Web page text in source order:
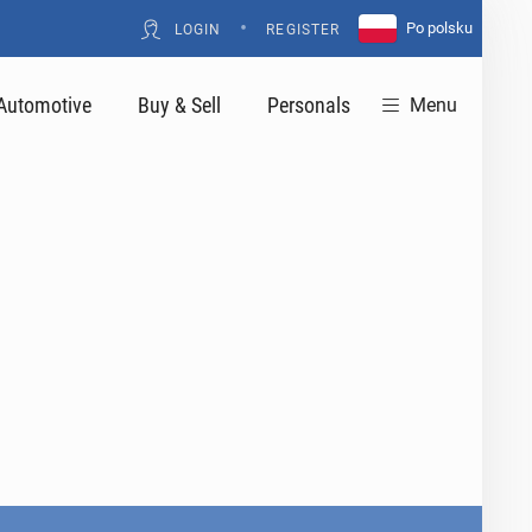
LOGIN • REGISTER Po polsku
Buy & Sell Personals Menu